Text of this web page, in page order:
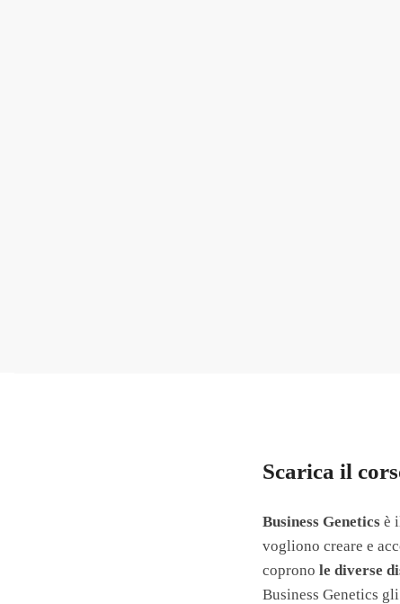
Scarica il
Business Genetics è
vogliono creare e
copronole diverse
Business Genetics